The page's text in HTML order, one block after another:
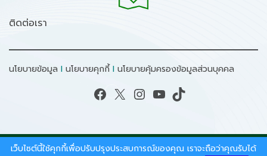
ติดต่อเรา
นโยบายข้อมูล I นโยบายคุกกี้ I นโยบายคุ้มครองข้อมูลส่วนบุคคล
Facebook X Instagram YouTube TikTok
สงวนลิขสิทธิ์ © 2026 - สำนักงานนโยบายและแผน
เว็บไซต์นี้ใช้คุกกี้เพื่อปรับปรุงประสบการณ์ของคุณ เราจะถือว่าคุณรับได้